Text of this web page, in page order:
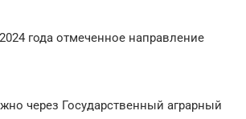
года отмеченное направление
через Государственный аграрный